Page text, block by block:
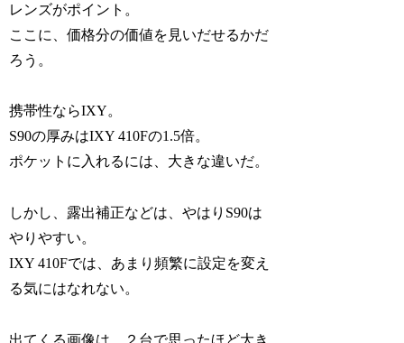
レンズがポイント。
ここに、価格分の価値を見いだせるかだ
ろう。
携帯性ならIXY。
S90の厚みはIXY 410Fの1.5倍。
ポケットに入れるには、大きな違いだ。
しかし、露出補正などは、やはりS90は
やりやすい。
IXY 410Fでは、あまり頻繁に設定を変え
る気にはなれない。
出てくる画像は、２台で思ったほど大き